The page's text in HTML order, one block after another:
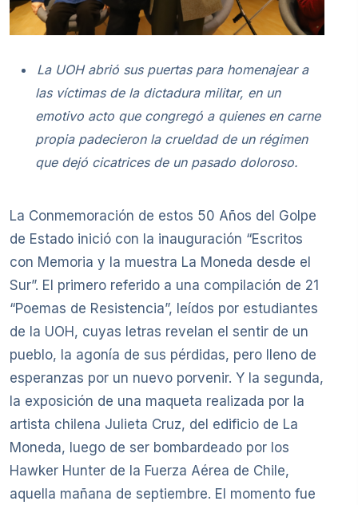
La UOH abrió sus puertas para homenajear a
las víctimas de la dictadura militar, en un
emotivo acto que congregó a quienes en carne
propia padecieron la crueldad de un régimen
que dejó cicatrices de un pasado doloroso.
La Conmemoración de estos 50 Años del Golpe
de Estado inició con la inauguración “Escritos
con Memoria y la muestra La Moneda desde el
Sur”. El primero referido a una compilación de 21
“Poemas de Resistencia”, leídos por estudiantes
de la UOH, cuyas letras revelan el sentir de un
pueblo, la agonía de sus pérdidas, pero lleno de
esperanzas por un nuevo porvenir. Y la segunda,
la exposición de una maqueta realizada por la
artista chilena Julieta Cruz, del edificio de La
Moneda, luego de ser bombardeado por los
Hawker Hunter de la Fuerza Aérea de Chile,
aquella mañana de septiembre. El momento fue